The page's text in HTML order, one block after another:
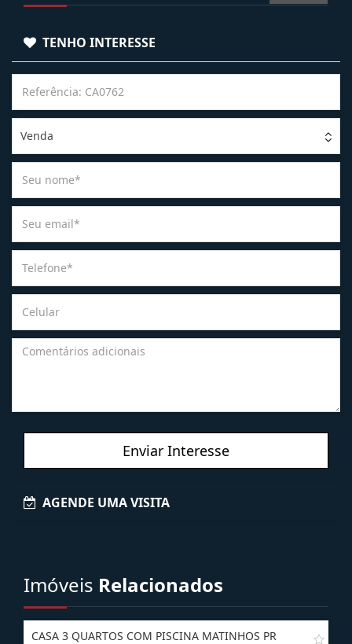
TENHO INTERESSE
Venda
Enviar Interesse
AGENDE UMA VISITA
Imóveis Relacionados
CASA 3 QUARTOS COM PISCINA MATINHOS PR